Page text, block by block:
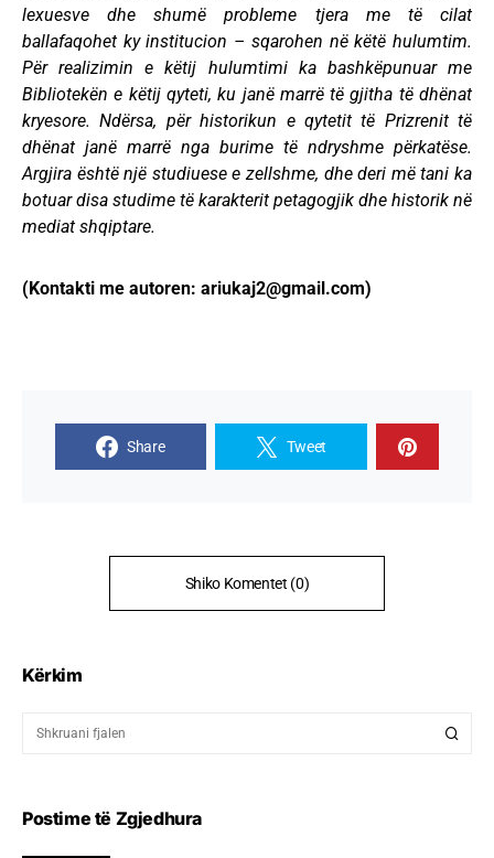
lexuesve dhe shumë probleme tjera me të cilat
ballafaqohet ky institucion – sqarohen në këtë hulumtim.
Për realizimin e këtij hulumtimi ka bashkëpunuar me
Bibliotekën e këtij qyteti, ku janë marrë të gjitha të dhënat
kryesore. Ndërsa, për historikun e qytetit të Prizrenit të
dhënat janë marrë nga burime të ndryshme përkatëse.
Argjira është një studiuese e zellshme, dhe deri më tani ka
botuar disa studime të karakterit petagogjik dhe historik në
mediat shqiptare.
(Kontakti me autoren: ariukaj2@gmail.com)
Share Tweet
Shiko Komentet (0)
Kërkim
Postime të Zgjedhura